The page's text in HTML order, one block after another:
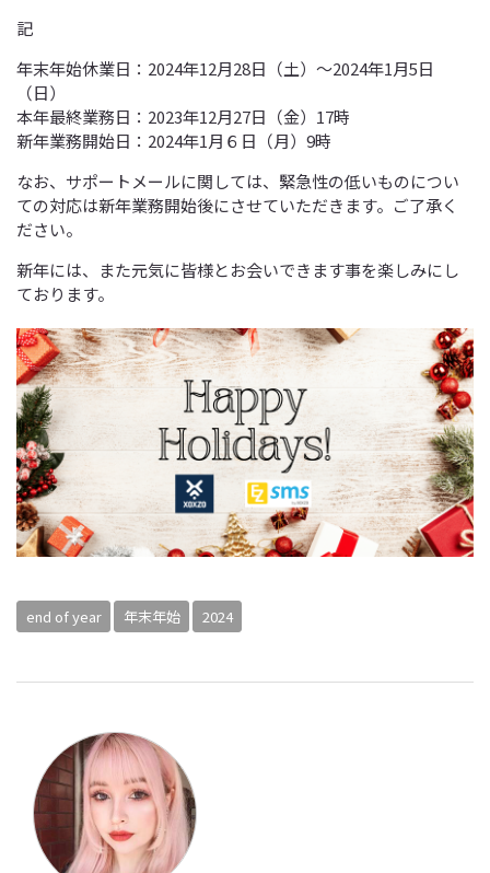
記
年末年始休業日：2024年12月28日（土）～2024年1月5日
（日）
本年最終業務日：2023年12月27日（金）17時
新年業務開始日：2024年1月６日（月）9時
なお、サポートメールに関しては、緊急性の低いものについ
ての対応は新年業務開始後にさせていただきます。ご了承く
ださい。
新年には、また元気に皆様とお会いできます事を楽しみにし
ております。
end of year 年末年始 2024